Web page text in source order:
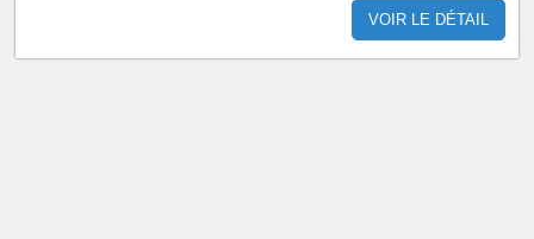
VOIR LE DÉTAIL